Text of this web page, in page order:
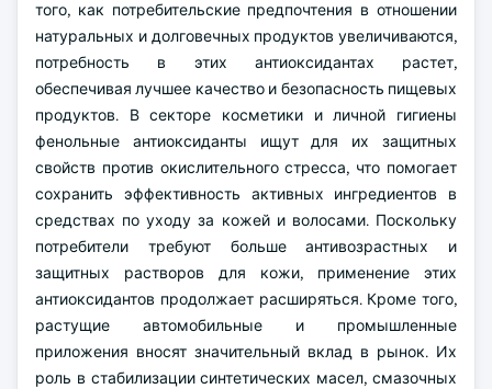
того, как потребительские предпочтения в отношении
натуральных и долговечных продуктов увеличиваются,
потребность в этих антиоксидантах растет,
обеспечивая лучшее качество и безопасность пищевых
продуктов. В секторе косметики и личной гигиены
фенольные антиоксиданты ищут для их защитных
свойств против окислительного стресса, что помогает
сохранить эффективность активных ингредиентов в
средствах по уходу за кожей и волосами. Поскольку
потребители требуют больше антивозрастных и
защитных растворов для кожи, применение этих
антиоксидантов продолжает расширяться. Кроме того,
растущие автомобильные и промышленные
приложения вносят значительный вклад в рынок. Их
роль в стабилизации синтетических масел, смазочных